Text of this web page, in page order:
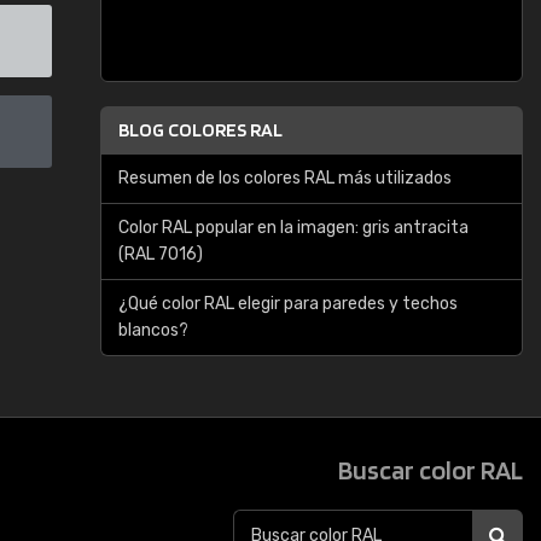
BLOG COLORES RAL
Resumen de los colores RAL más utilizados
Color RAL popular en la imagen: gris antracita
(RAL 7016)
¿Qué color RAL elegir para paredes y techos
blancos?
Buscar color RAL